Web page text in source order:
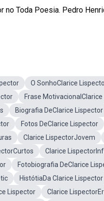
no Toda Poesia. Pedro
O SonhoClarice
Frase
Biografia DeClarice Lispector
Fotos DeClarice Lispector
Clarice LispectorJovem
Clarice
Fotobiografia DeClarice
HistótiaDa Clarice Lispector
Lispector
Clarice